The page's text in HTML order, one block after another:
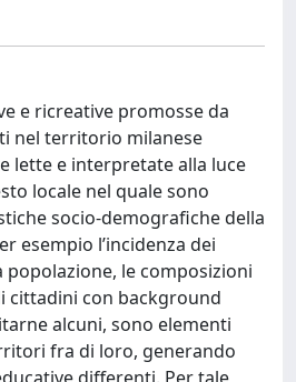
e ricreative promosse da
nel territorio milanese
lette e interpretate alla luce
locale nel quale sono
socio-demografiche della
esempio l’incidenza dei
popolazione, le composizioni
cittadini con background
alcuni, sono elementi
fra di loro, generando